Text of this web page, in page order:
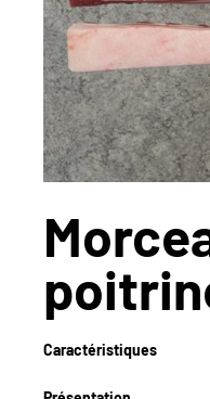
Caractéristiques